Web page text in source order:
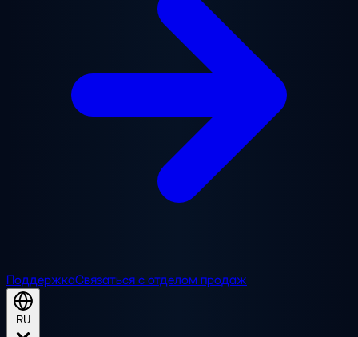
ПоддержкаСвязаться с отделом продаж
RU